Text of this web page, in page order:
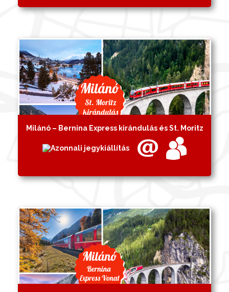
Milánó – Bernina Express kirándulás és St. Moritz